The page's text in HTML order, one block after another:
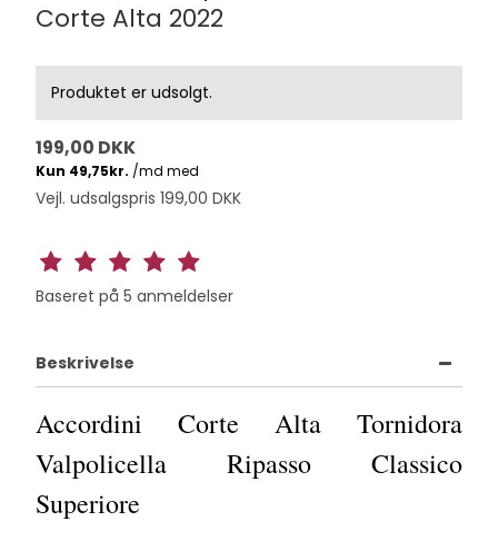
Corte Alta 2022
Produktet er udsolgt.
199,00 DKK
Vejl. udsalgspris 199,00 DKK
Baseret på 5 anmeldelser
Beskrivelse
Accordini Corte Alta Tornidora
Valpolicella Ripasso Classico
Superiore